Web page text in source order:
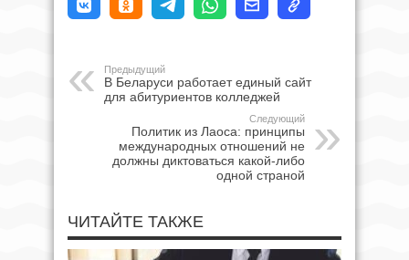
Предыдущий
В Беларуси работает единый сайт
для абитуриентов колледжей
Следующий
Политик из Лаоса: принципы
международных отношений не
должны диктоваться какой-либо
одной страной
ЧИТАЙТЕ ТАКЖЕ